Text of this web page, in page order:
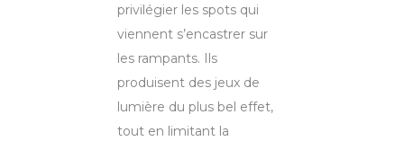
privilégier les spots qui
viennent s’encastrer sur
les rampants. Ils
produisent des jeux de
lumière du plus bel effet,
tout en limitant la